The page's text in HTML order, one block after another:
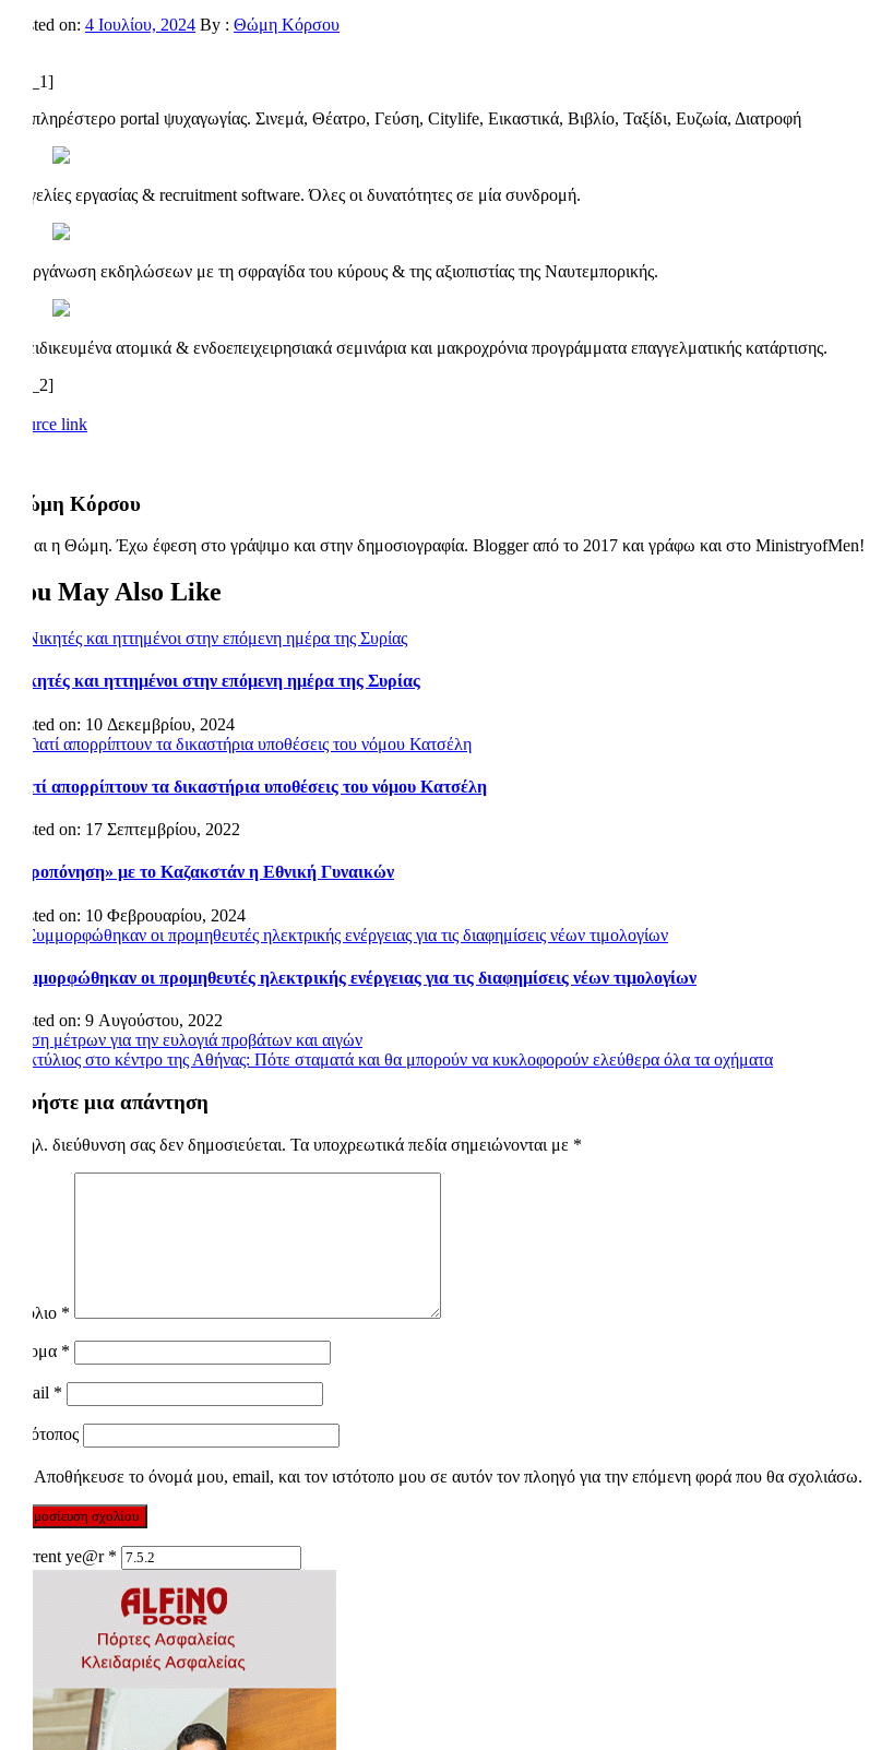
Posted on: 4 Ιουλίου, 2024 By : Θώμη Κόρσου
[ad_1]
Το πληρέστερο portal ψυχαγωγίας. Σινεμά, Θέατρο, Γεύση, Citylife, Εικαστικά, Βιβλίο, Ταξίδι, Ευζωία, Διατροφή
Αγγελίες εργασίας & recruitment software. Όλες οι δυνατότητες σε μία συνδρομή.
Διοργάνωση εκδηλώσεων με τη σφραγίδα του κύρους & της αξιοπιστίας της Ναυτεμπορικής.
Εξειδικευμένα ατομικά & ενδοεπειχειρησιακά σεμινάρια και μακροχρόνια προγράμματα επαγγελματικής κατάρτισης.
[ad_2]
Source link
Θώμη Κόρσου
Είμαι η Θώμη. Έχω έφεση στο γράψιμο και στην δημοσιογραφία. Blogger από το 2017 και γράφω και στο MinistryofMen!
You May Also Like
Νικητές και ηττημένοι στην επόμενη ημέρα της Συρίας
Posted on: 10 Δεκεμβρίου, 2024
Γιατί απορρίπτουν τα δικαστήρια υποθέσεις του νόμου Κατσέλη
Posted on: 17 Σεπτεμβρίου, 2022
«Προπόνηση» με το Καζακστάν η Εθνική Γυναικών
Posted on: 10 Φεβρουαρίου, 2024
Συμμορφώθηκαν οι προμηθευτές ηλεκτρικής ενέργειας για τις διαφημίσεις νέων τιμολογίων
Posted on: 9 Αυγούστου, 2022
Πλοήγηση
άρθρων
Άρση μέτρων για την ευλογιά προβάτων και αιγών
Δακτύλιος στο κέντρο της Αθήνας: Πότε σταματά και θα μπορούν να κυκλοφορούν ελεύθερα όλα τα οχήματα
Αφήστε μια απάντηση
Η ηλ. διεύθυνση σας δεν δημοσιεύεται. Τα υποχρεωτικά πεδία σημειώνονται με *
Σχόλιο *
Όνομα *
Email *
Ιστότοπος
Αποθήκευσε το όνομά μου, email, και τον ιστότοπο μου σε αυτόν τον πλοηγό για την επόμενη φορά που θα σχολιάσω.
Current ye@r *